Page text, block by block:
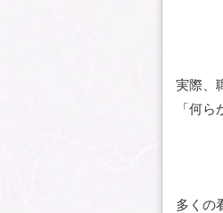
実際、
「何
多くの